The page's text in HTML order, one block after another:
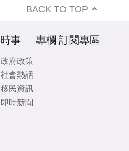
BACK TO TOP
時事
政府政策
社會熱話
移民資訊
即時新聞
專欄 訂閱專區